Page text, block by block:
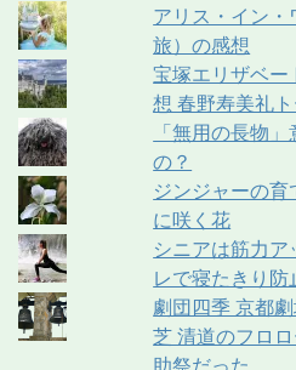
アリス・イン
旅）の感想
宝塚エリザベ
想 春野寿美礼
「無用の長物
の？
ジンジャーの
に咲く花
シニアは筋力
レで寝たきり防
劇団四季 京都
芝 清道のフロ